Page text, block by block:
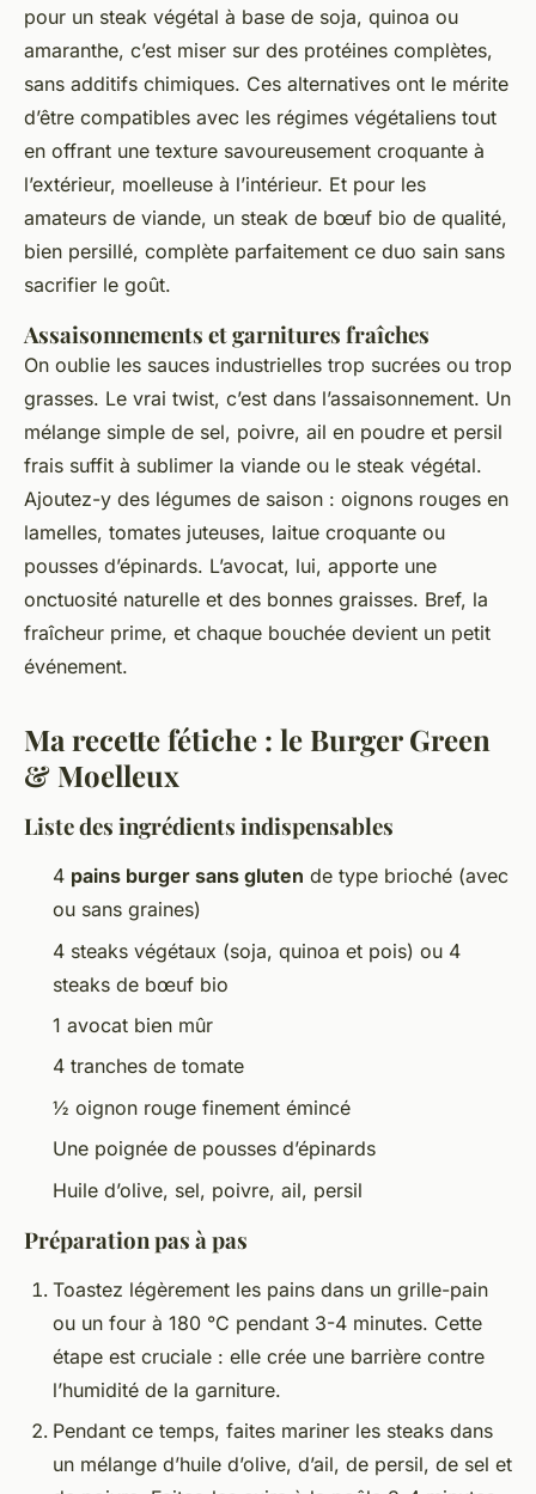
pour un steak végétal à base de soja, quinoa ou
amaranthe, c’est miser sur des protéines complètes,
sans additifs chimiques. Ces alternatives ont le mérite
d’être compatibles avec les régimes végétaliens tout
en offrant une texture savoureusement croquante à
l’extérieur, moelleuse à l’intérieur. Et pour les
amateurs de viande, un steak de bœuf bio de qualité,
bien persillé, complète parfaitement ce duo sain sans
sacrifier le goût.
Assaisonnements et garnitures fraîches
On oublie les sauces industrielles trop sucrées ou trop
grasses. Le vrai twist, c’est dans l’assaisonnement. Un
mélange simple de sel, poivre, ail en poudre et persil
frais suffit à sublimer la viande ou le steak végétal.
Ajoutez-y des légumes de saison : oignons rouges en
lamelles, tomates juteuses, laitue croquante ou
pousses d’épinards. L’avocat, lui, apporte une
onctuosité naturelle et des bonnes graisses. Bref, la
fraîcheur prime, et chaque bouchée devient un petit
événement.
Ma recette fétiche : le Burger Green
& Moelleux
Liste des ingrédients indispensables
4 pains burger sans gluten de type brioché (avec
ou sans graines)
4 steaks végétaux (soja, quinoa et pois) ou 4
steaks de bœuf bio
1 avocat bien mûr
4 tranches de tomate
½ oignon rouge finement émincé
Une poignée de pousses d’épinards
Huile d’olive, sel, poivre, ail, persil
Préparation pas à pas
Toastez légèrement les pains dans un grille-pain
ou un four à 180 °C pendant 3-4 minutes. Cette
étape est cruciale : elle crée une barrière contre
l’humidité de la garniture.
Pendant ce temps, faites mariner les steaks dans
un mélange d’huile d’olive, d’ail, de persil, de sel et